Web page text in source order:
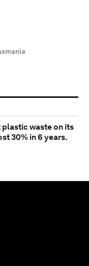
waste on its
30% in 6 years.